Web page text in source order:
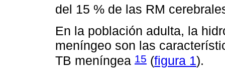
del 15 % de las RM
En la población adulta, la
meníngeo son las
TB meníngea 15 (figura 1).